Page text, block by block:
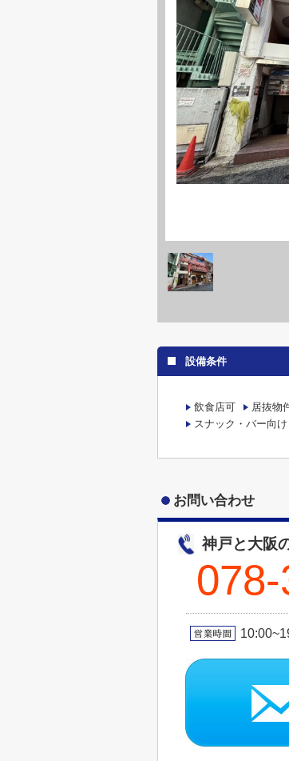
設備条件
飲食店可 居抜物
スナック・バー向け
お問い合わせ
神戸と大阪